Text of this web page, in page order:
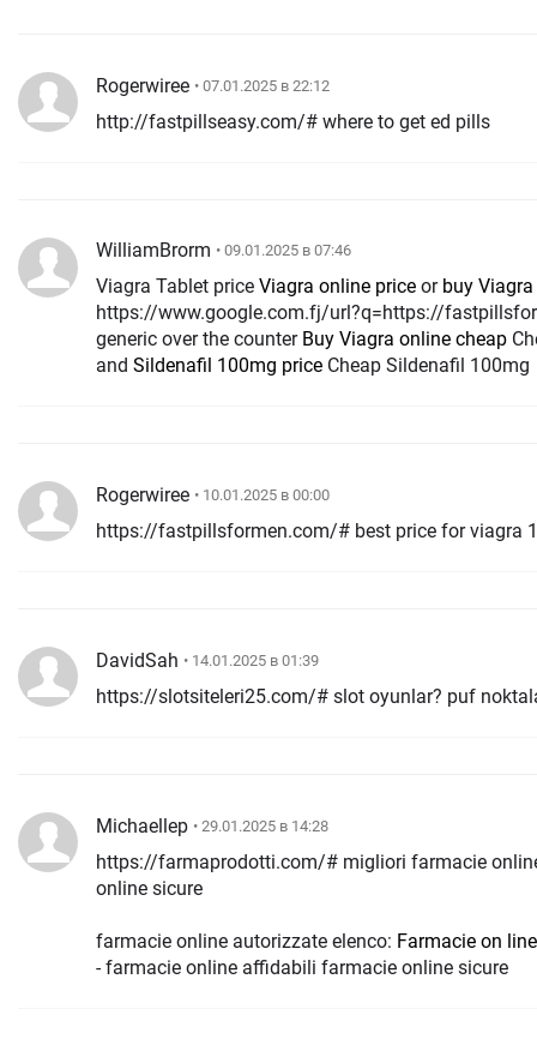
Rogerwiree • 07.01.2025 в 22:12
http://fastpillseasy.com/# where to get ed pills
WilliamBrorm • 09.01.2025 в 07:46
Viagra Tablet price Viagra online price or buy
https://www.google.com.fj/url?q=https://
generic over the counter Buy Viagra online cheap
and Sildenafil 100mg price Cheap Sildenafil 100mg
Rogerwiree • 10.01.2025 в 00:00
https://fastpillsformen.com/# best price for viagra
DavidSah • 14.01.2025 в 01:39
https://slotsiteleri25.com/# slot oyunlar? puf
Michaellep • 29.01.2025 в 14:28
https://farmaprodotti.com/# migliori farmacie online 2024
online sicure
farmacie online autorizzate elenco: Farmacie on
- farmacie online affidabili farmacie online sicure